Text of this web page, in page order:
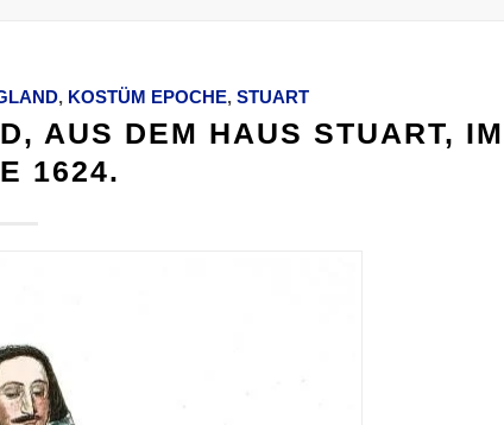
, KOSTÜM EPOCHE,STUART
AUS DEM HAUS STUART, IM
1624.